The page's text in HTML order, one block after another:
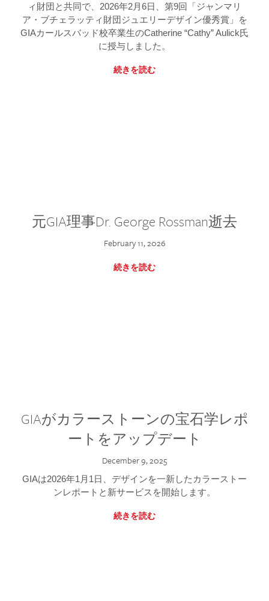
ィ財団と共同で、2026年2月6日、第9回「ジャンマリ
ア・ブチェラッティ財団ジュエリーデザイン優秀賞」を
GIAカールスバッド校卒業生のCatherine “Cathy” Aulick氏
に授与しました。
続きを読む
元GIA理事Dr. George Rossman逝去
February 11, 2026
続きを読む
GIAがカラーストーンの宝石学レポ
ートをアップデート
December 9, 2025
GIAは2026年1月1日、デザインを一新したカラーストー
ンレポートと新サービスを開始します。
続きを読む